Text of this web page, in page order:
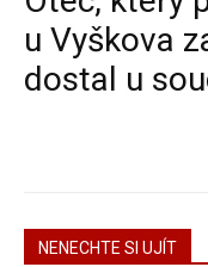
u Vyškova
dostal u
NENECHTE SI UJÍT